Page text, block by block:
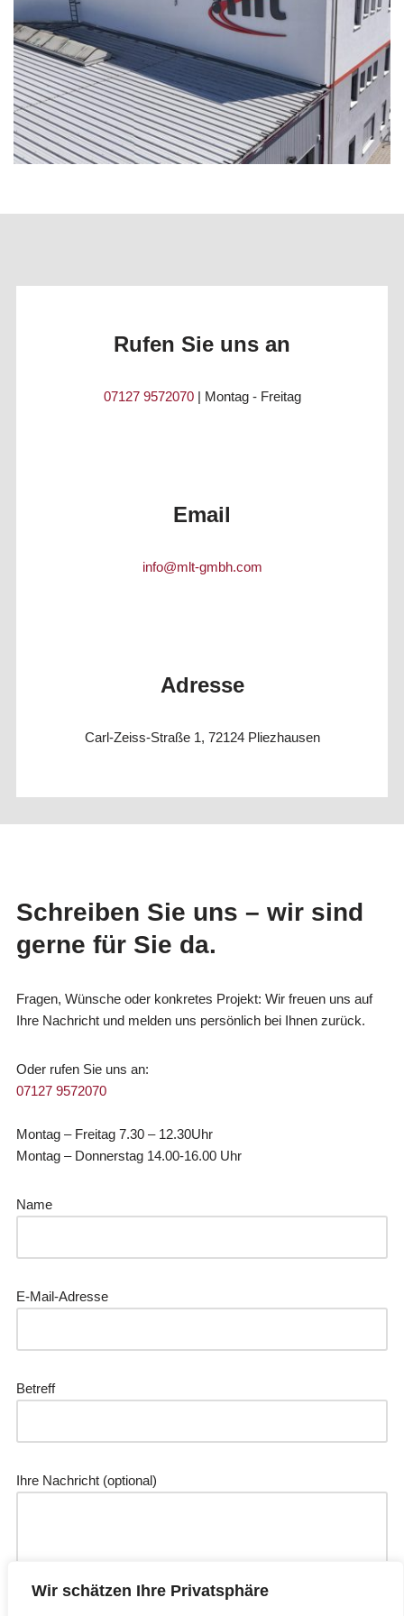
Wir schätzen Ihre Privatsphäre
Rufen Sie uns an
07127 9572070| Montag - Freitag
Email
info@mlt-gmbh.com
Adresse
Carl-Zeiss-Straße 1, 72124 Pliezhausen
Schreiben Sie uns – wir sind
gerne für Sie da.
Fragen, Wünsche oder konkretes Projekt: Wir freuen uns auf
Ihre Nachricht und melden uns persönlich bei Ihnen zurück.
Oder rufen Sie uns an:
07127 9572070
Montag – Freitag 7.30 – 12.30Uhr
Montag – Donnerstag 14.00-16.00 Uhr
Name
E-Mail-Adresse
Betreff
Ihre Nachricht (optional)